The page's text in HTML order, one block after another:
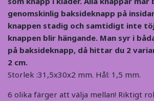
genomskinlig baksideknapp på
knappen stadig och samtidigt inte
knappen blir hängande. Man syr i
på baksideknapp, då hittar du 2
2 cm.
Storlek :31,5x30x2 mm. Hål: 1,5 mm.
6 olika färger att välja mellan! Riktigt